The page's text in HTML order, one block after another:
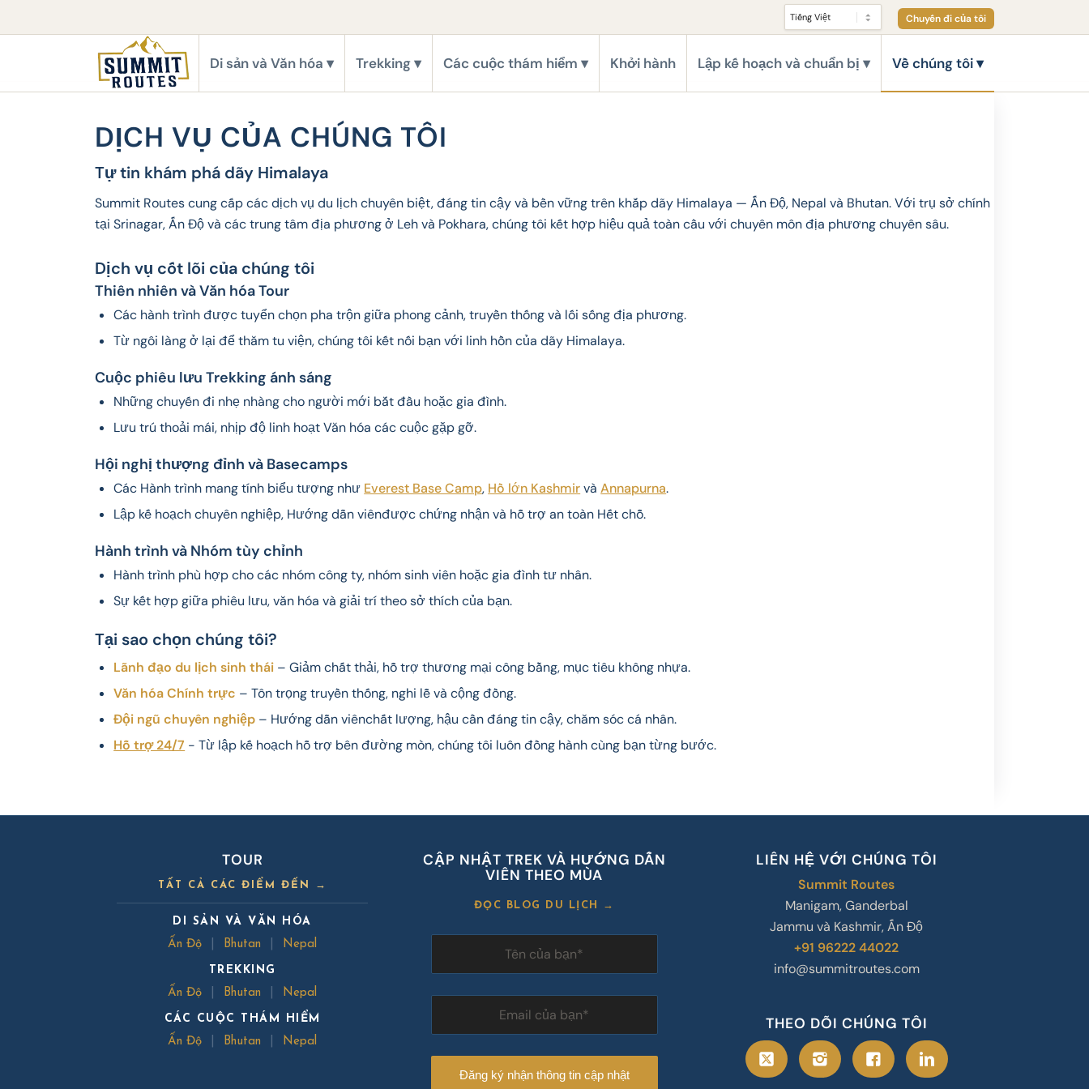
Chuyến đi của tôi
Di sản và Văn hóa Trekking Các cuộc thám hiểm Khởi hành Lập kế hoạch và chuẩn bị Về chúng tôi
DỊCH VỤ CỦA CHÚNG TÔI
Tự tin khám phá dãy Himalaya
Summit Routes cung cấp các dịch vụ du lịch chuyên biệt, đáng tin cậy và bền vững trên khắp dãy Himalaya — Ấn Độ, Nepal và Bhutan. Với trụ sở chính
tại Srinagar, Ấn Độ và các trung tâm địa phương ở Leh và Pokhara, chúng tôi kết hợp hiệu quả toàn cầu với chuyên môn địa phương chuyên sâu.
Dịch vụ cốt lõi của chúng tôi
Thiên nhiên và Văn hóa Tour
Các hành trình được tuyển chọn pha trộn giữa phong cảnh, truyền thống và lối sống địa phương.
Từ ngôi làng ở lại để thăm tu viện, chúng tôi kết nối bạn với linh hồn của dãy Himalaya.
Cuộc phiêu lưu Trekking ánh sáng
Những chuyến đi nhẹ nhàng cho người mới bắt đầu hoặc gia đình.
Lưu trú thoải mái, nhịp độ linh hoạt Văn hóa các cuộc gặp gỡ.
Hội nghị thượng đỉnh và Basecamps
Các Hành trình mang tính biểu tượng như Everest Base Camp, Hồ lớn KashmirvàAnnapurna.
Lập kế hoạch chuyên nghiệp, Hướng dẫn viênđược chứng nhận và hỗ trợ an toàn Hết chỗ.
Hành trình và Nhóm tùy chỉnh
Hành trình phù hợp cho các nhóm công ty, nhóm sinh viên hoặc gia đình tư nhân.
Sự kết hợp giữa phiêu lưu, văn hóa và giải trí theo sở thích của bạn.
Tại sao chọn chúng tôi?
Lãnh đạo du lịch sinh thái – Giảm chất thải, hỗ trợ thương mại công bằng, mục tiêu không nhựa.
Văn hóa Chính trực – Tôn trọng truyền thống, nghi lễ và cộng đồng.
Đội ngũ chuyên nghiệp – Hướng dẫn viênchất lượng, hậu cần đáng tin cậy, chăm sóc cá nhân.
Hỗ trợ 24/7 - Từ lập kế hoạch hỗ trợ bên đường mòn, chúng tôi luôn đồng hành cùng bạn từng bước.
TOUR
TẤT CẢ CÁC ĐIỂM ĐẾN →
DI SẢN VÀ VĂN HÓA
Ấn Độ
Bhutan Nepal
TREKKING
Ấn Độ
Bhutan Nepal
CÁC CUỘC THÁM HIỂM
Ấn Độ
Bhutan Nepal
CẬP NHẬT TREK VÀ HƯỚNG DẪN
VIÊN THEO MÙA
ĐỌC BLOG DU LỊCH →
LIÊN HỆ VỚI CHÚNG TÔI
Summit Routes
Manigam, Ganderbal
Jammu và Kashmir, Ấn Độ
+91 96222 44022
info@summitroutes.com
THEO DÕI CHÚNG TÔI